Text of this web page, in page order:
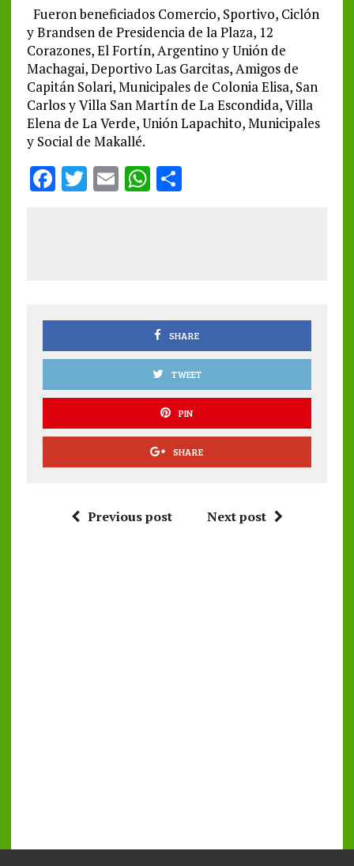
Fueron beneficiados Comercio, Sportivo, Ciclón
y Brandsen de Presidencia de la Plaza, 12
Corazones, El Fortín, Argentino y Unión de
Machagai, Deportivo Las Garcitas, Amigos de
Capitán Solari, Municipales de Colonia Elisa, San
Carlos y Villa San Martín de La Escondida, Villa
Elena de La Verde, Unión Lapachito, Municipales
y Social de Makallé.
F
k
T E W
p
S
SHARE
TWEET
PIN
SHARE
Previous post Next post